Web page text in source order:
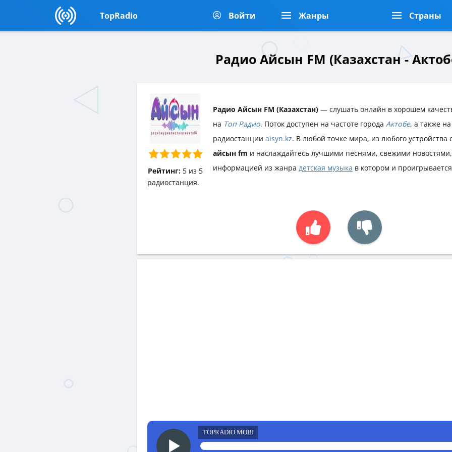
TopRadio Войти Жанры Страны
Радио Айсын FM (Казахстан -
Рейтинг: 5из 5
Радио Айсын FM (Казахстан) — слушать онлайн в хорошем
на Топ Радио. Поток доступен на частоте города Актобе, а также
радиостанции aisyn.kz. В любой точке мира, из любого
айсын fm и наслаждайтесь лучшими песнями, свежими
информацией из жанра детская музыка в котором и
радиостанция.
TOPRADIO.MOBI